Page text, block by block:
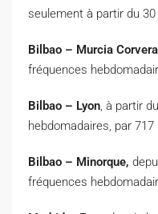
seulement à partir du 30
Bilbao – Murcia
fréquences
Bilbao – Lyon, à partir
hebdomadaires, par
Bilbao – Minorque,
fréquences